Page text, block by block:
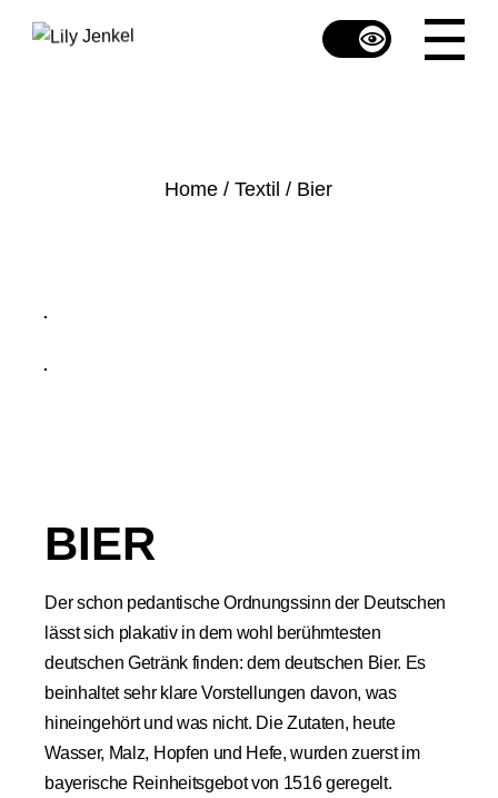
Home Textil Bier
BIER
Der schon pedantische Ordnungssinn der Deutschen
lässt sich plakativ in dem wohl berühmtesten
deutschen Getränk finden: dem deutschen Bier. Es
beinhaltet sehr klare Vorstellungen davon, was
hineingehört und was nicht. Die Zutaten, heute
Wasser, Malz, Hopfen und Hefe, wurden zuerst im
bayerische Reinheitsgebot von 1516 geregelt.